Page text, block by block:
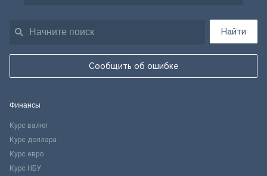
Найти
Сообщить об ошибке
Финансы
Курс валют
Курс доллара
Курс евро
Курс НБУ